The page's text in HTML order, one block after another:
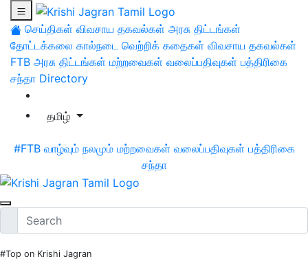
செய்திகள் விவசாய தகவல்கள் அரசு திட்டங்கள்
தோட்டக்கலை கால்நடை வெற்றிக் கதைகள் விவசாய தகவல்கள்
FTB அரசு திட்டங்கள் மற்றவைகள் வலைப்பதிவுகள் பத்திரிகை
சந்தா Directory
தமிழ்
#FTB வாழ்வும் நலமும் மற்றவைகள் வலைப்பதிவுகள் பத்திரிகை
சந்தா
#Top on Krishi Jagran